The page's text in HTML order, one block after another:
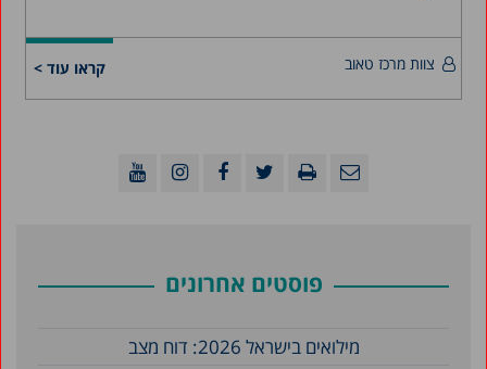
קראו עוד > צוות מרכז טאוב
פוסטים אחרונים
מילואים בישראל 2026: דוח מצב